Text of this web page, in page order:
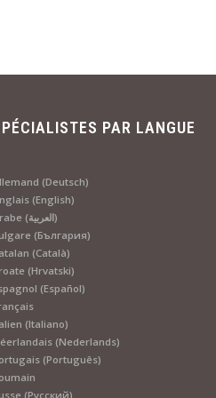
PAR LANGUE
(Deutsch)
(English)
Arabe (العربية)
(България)
(Català)
(Hrvatski)
(Español)
(Italiano)
(Nederlands)
(Português)
(Русский)